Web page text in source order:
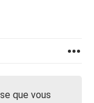
que vous